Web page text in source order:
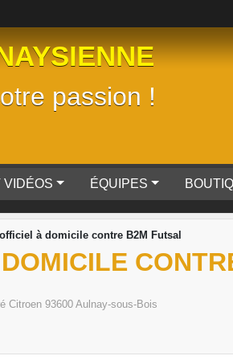
passion !
VIDÉOS ÉQUIPES
à domicile contre B2M Futsal
Citroen 93600 Aulnay-sous-Bois